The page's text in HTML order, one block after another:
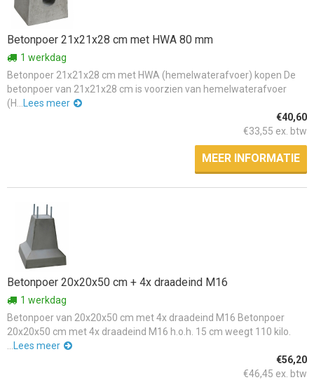
Betonpoer 21x21x28 cm met HWA 80 mm
1 werkdag
Betonpoer 21x21x28 cm met HWA (hemelwaterafvoer) kopen De
betonpoer van 21x21x28 cm is voorzien van hemelwaterafvoer
(H... Lees meer
€40,60
€33,55 ex. btw
MEER INFORMATIE
Betonpoer 20x20x50 cm + 4x draadeind M16
1 werkdag
Betonpoer van 20x20x50 cm met 4x draadeind M16 Betonpoer
20x20x50 cm met 4x draadeind M16 h.o.h. 15 cm weegt 110 kilo.
Lees meer
€56,20
€46,45 ex. btw